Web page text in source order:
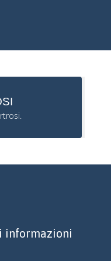
informazioni